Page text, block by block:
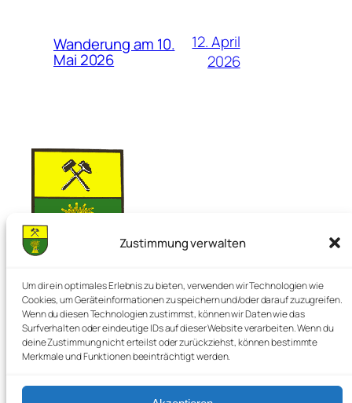
Zustimmung verwalten
Um dir ein optimales Erlebnis zu bieten, verwenden wir Technologien wie
Cookies, um Geräteinformationen zu speichern und/oder darauf zuzugreifen.
Wenn du diesen Technologien zustimmst, können wir Daten wie das
Surfverhalten oder eindeutige IDs auf dieser Website verarbeiten. Wenn du
deine Zustimmung nicht erteilst oder zurückziehst, können bestimmte
Merkmale und Funktionen beeinträchtigt werden.
Wanderung am 10.
Mai 2026
12. April
2026
Nienstedt im Deister
Die Perle im Deister